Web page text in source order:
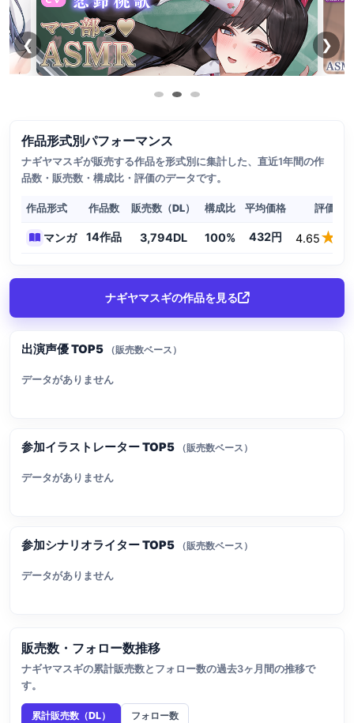
❮ ❯
作品形式別パフォーマンス
ナギヤマスギが販売する作品を形式別に集計した、直近1年間の作
品数・販売数・構成比・評価のデータです。
作品形式 作品数 販売数（DL） 構成比 平均価格 評価（
マンガ 14作品 3,794DL 100% 432円 4.65
ナギヤマスギの作品を見る
出演声優 TOP5 （販売数ベース）
データがありません
参加イラストレーター TOP5 （販売数ベース）
データがありません
参加シナリオライター TOP5 （販売数ベース）
データがありません
販売数・フォロー数推移
ナギヤマスギの累計販売数とフォロー数の過去3ヶ月間の推移で
す。
累計販売数（DL） フォロー数